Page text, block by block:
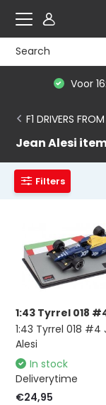
Voor
F1 DRIVERS
Jean Alesi
Filters
1:43 Tyrrel 018
1:43 Tyrrel 018 #4
Alesi
In stock
Deliverytime
€24,95